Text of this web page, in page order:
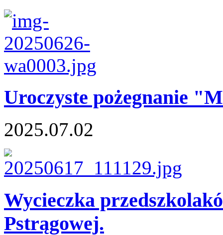
Uroczyste pożegnanie
2025.07.02
Wycieczka
Pstrągowej.